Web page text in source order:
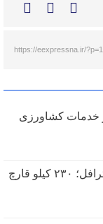
https://eexpressna.ir/
خدمات کشاورزی
ضربه پلیس کلاله به قاچاقچیان ترافل؛ ۲۳۰ کیلو قارچ